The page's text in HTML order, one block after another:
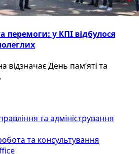
перемоги: у КПІ відбулося
відзначає День пам’яті та
та адміністрування
та консультування